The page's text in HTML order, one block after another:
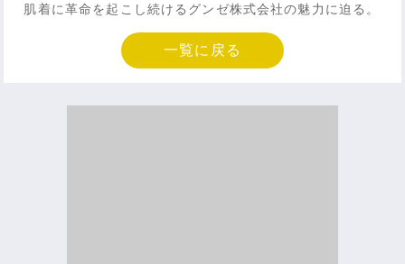
肌着に革命を起こし続けるグンゼ株式会社の魅力に迫る。
一覧に戻る